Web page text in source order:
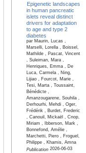
Epigenetic landscapes
in human pancreatic
islets reveal distinct
drivers for adaptation
to age and type 2
diabetes
par Maurin, Lucas ,
Marselli, Lorella , Boissel,
Mathilde , Pascat, Vincent
, Suleiman, Mara ,
Henriques, Emma , De
Luca, Carmela , Ning,
Lijiao , Fourcot, Marie ,
Tesi, Marta , Toussaint,
Bénédicte ,
Amanzougarene, Souhila ,
Derhourhi, Mehdi , Oger,
Frédérik , Burdet, Frederic
, Canouil, Mickaël , Cnop,
Miriam , Ibberson, Mark ,
Bonnefond, Amélie ,
Marchetti, Piero , Froguel,
Philippe , Khamis, Amna
Publication2026-06-03